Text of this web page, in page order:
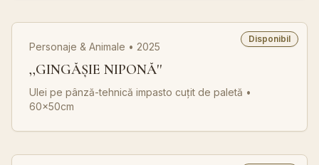
Disponibil
Personaje & Animale • 2025
,,GINGĂȘIE NIPONĂ''
Ulei pe pânză-tehnică impasto cuțit de paletă •
60x50cm